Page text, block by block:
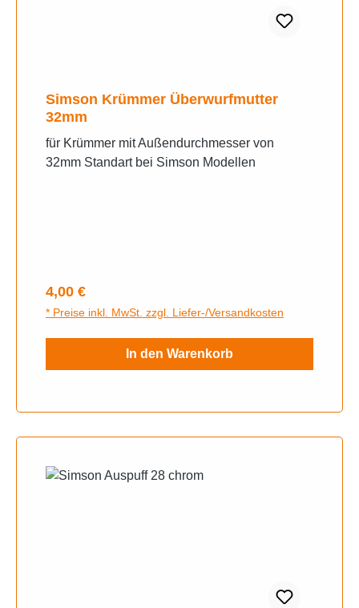
Simson Krümmer Überwurfmutter
32mm
für Krümmer mit Außendurchmesser von
32mm Standart bei Simson Modellen
Regulärer Preis:
4,00 €
* Preise inkl. MwSt. zzgl. Liefer-/Versandkosten
In den Warenkorb